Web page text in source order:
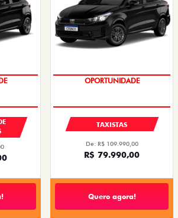
OPORTUNIDADE
TAXISTAS
De: R$ 109.990,00
R$ 79.990,00
Quero agora!